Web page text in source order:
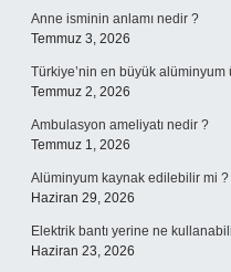
Anne isminin anlamı nedir ?
Temmuz 3, 2026
Türkiye’nin en büyük alüminyum
Temmuz 2, 2026
Ambulasyon ameliyatı nedir ?
Temmuz 1, 2026
Alüminyum kaynak edilebilir mi ?
Haziran 29, 2026
Elektrik bantı yerine ne
Haziran 23, 2026